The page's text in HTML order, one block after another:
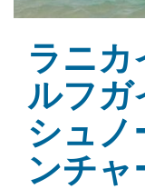
ラニ
ルフガ
シュ
ンチャ